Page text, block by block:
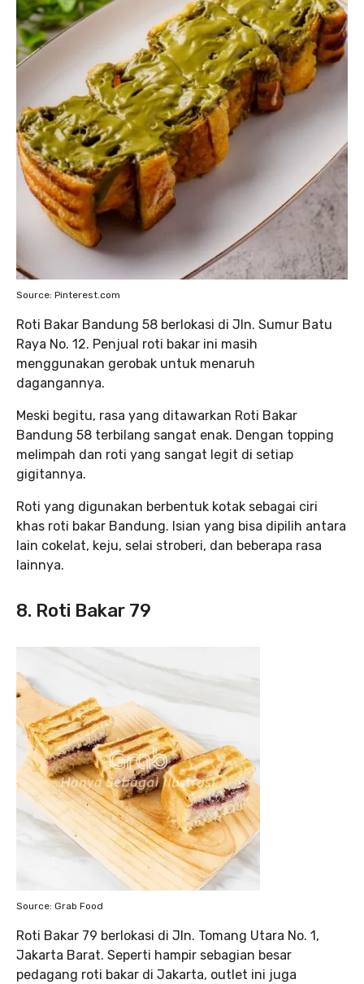
Source: Pinterest.com
Roti Bakar Bandung 58 berlokasi di Jln. Sumur Batu
Raya No. 12. Penjual roti bakar ini masih
menggunakan gerobak untuk menaruh
dagangannya.
Meski begitu, rasa yang ditawarkan Roti Bakar
Bandung 58 terbilang sangat enak. Dengan topping
melimpah dan roti yang sangat legit di setiap
gigitannya.
Roti yang digunakan berbentuk kotak sebagai ciri
khas roti bakar Bandung. Isian yang bisa dipilih antara
lain cokelat, keju, selai stroberi, dan beberapa rasa
lainnya.
8. Roti Bakar 79
Source: Grab Food
Roti Bakar 79 berlokasi di Jln. Tomang Utara No. 1,
Jakarta Barat. Seperti hampir sebagian besar
pedagang roti bakar di Jakarta, outlet ini juga